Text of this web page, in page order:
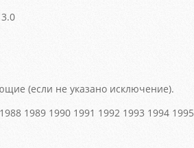
(если не указано исключение).
1989 1990 1991 1992 1993 1994